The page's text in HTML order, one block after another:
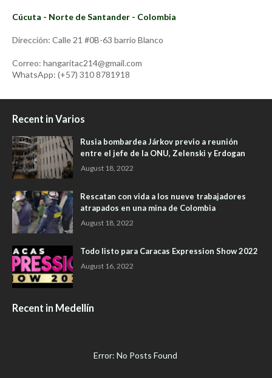
Cúcuta - Norte de Santander - Colombia
Dirección: Calle 21 #0B-63 barrio Blanco
Correo: hangaritac214@gmail.com
WhatsApp: (+57) 310 8781918
Recent in Varios
Rusia bombardea Járkov previo a reunión
entre el jefe de la ONU, Zelenski y Erdogan
August 18, 2022
Rescatan con vida a los nueve trabajadores
atrapados en una mina de Colombia
August 18, 2022
Todo listo para Caracas Expression Show 2022
August 16, 2022
Recent in Medellín
Error: No Posts Found